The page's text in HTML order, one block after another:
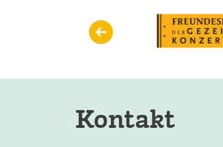
Kontakt